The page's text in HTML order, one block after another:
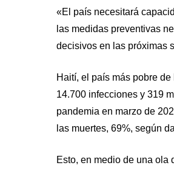
«El país necesitará
las medidas preventivas
decisivos en las próximas
Haití, el país más pobre
14.700 infecciones y 319
pandemia en marzo de
las muertes, 69%, según
Esto, en medio de una ola